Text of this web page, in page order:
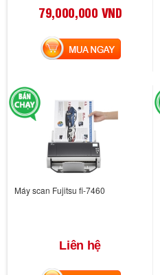
79,000,000 VND
MUA NGAY
Máy scan Fujitsu fi-7460
Liên hệ